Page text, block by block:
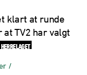
klart at runde
TV2 har valgt
HERRELAGET
/